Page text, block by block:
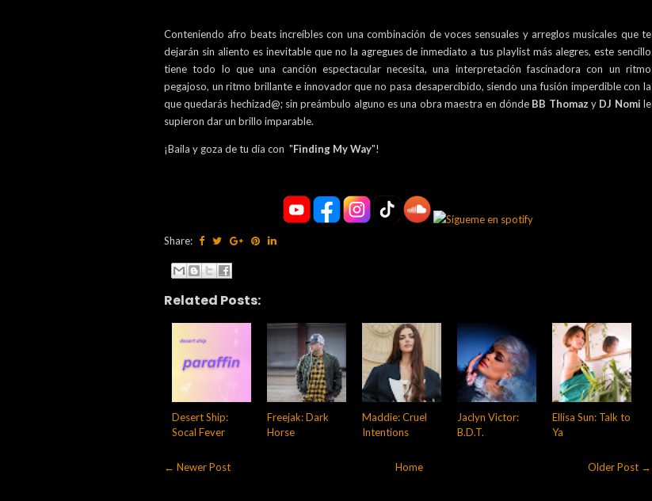
Conteniendo afro beats increíbles con una combinación de voces sensuales y arreglos musicales que te
dejarán sin aliento es inevitable que no la agregues de inmediato a tus playlist más alegres, este sencillo
tiene todo lo que una canción espectacular necesita, una interpretación fascinadora con un ritmo
pegajoso, un ritmo brillante e innovador que no pasa desapercibido, siendo una fusión imperdible con la
que quedarás hechizad@; sin preámbulo alguno es una obra maestra en dónde BB Thomaz y DJ Nomi le
supieron dar un brillo imparable.
¡Baila y goza de tu día con "Finding My Way"!
Share:
Related Posts:
Desert Ship:
Socal Fever
Freejak: Dark
Horse
Maddie: Cruel
Intentions
Jaclyn Victor:
B.D.T.
Ellisa Sun: Talk to
Ya
← Newer Post Older Post →
Home